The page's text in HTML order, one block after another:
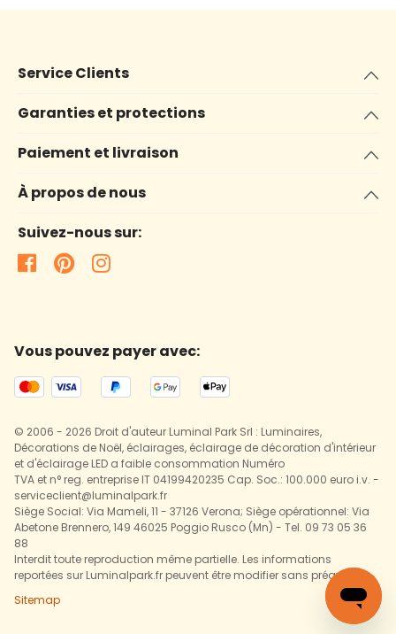
Service Clients
Garanties et protections
Paiement et livraison
À propos de nous
Suivez-nous sur:
Vous pouvez payer avec:
© 2006 - 2026 Droit d'auteur Luminal Park Srl : Luminaires,
Décorations de Noël, éclairages, éclairage de décoration d'intérieur
et d'éclairage LED a faible consommation Numéro
TVA et n° reg. entreprise IT 04199420235 Cap. Soc.: 100.000 euro i.v. -
serviceclient@luminalpark.fr
Siège Social: Via Mameli, 11 - 37126 Verona; Siège opérationnel: Via
Abetone Brennero, 149 46025 Poggio Rusco (Mn) - Tel. 09 73 05 36
88
Interdit toute reproduction même partielle. Les informations
reportées sur Luminalpark.fr peuvent être modifier sans préavis.
Sitemap